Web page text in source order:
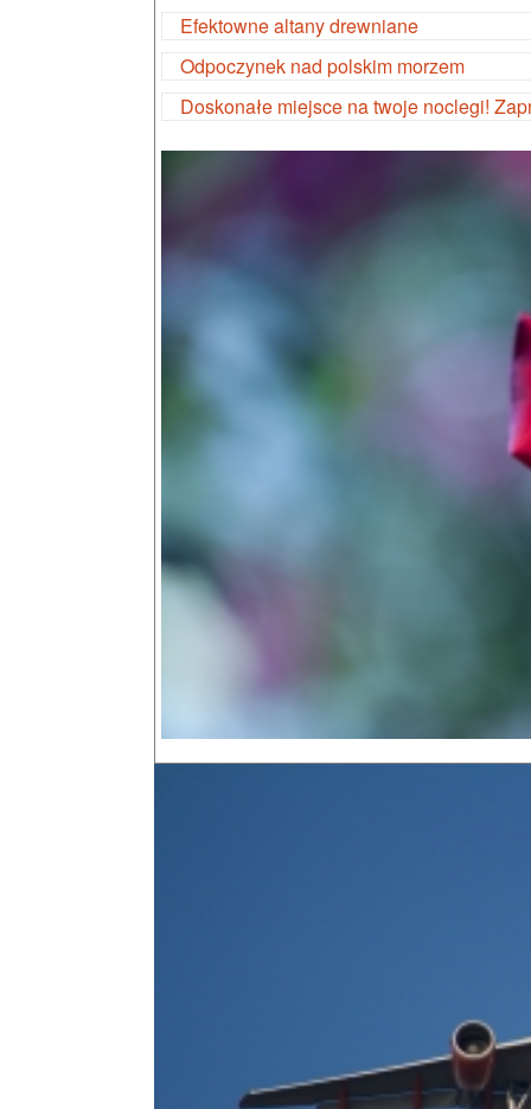
Efektowne altany drewniane
Odpoczynek nad polskim morzem
Doskonałe miejsce na twoje noclegi!